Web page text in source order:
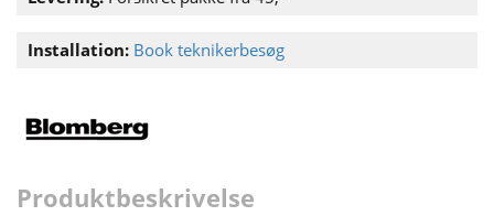
Installation: Book teknikerbesøg
Produktbeskrivelse